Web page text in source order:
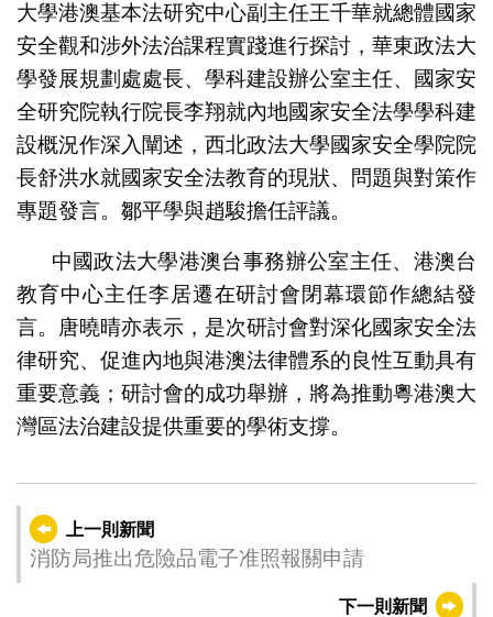
大學港澳基本法研究中心副主任王千華就總體國家
安全觀和涉外法治課程實踐進行探討，華東政法大
學發展規劃處處長、學科建設辦公室主任、國家安
全研究院執行院長李翔就內地國家安全法學學科建
設概況作深入闡述，西北政法大學國家安全學院院
長舒洪水就國家安全法教育的現狀、問題與對策作
專題發言。鄒平學與趙駿擔任評議。
中國政法大學港澳台事務辦公室主任、港澳台
教育中心主任李居遷在研討會閉幕環節作總結發
言。唐曉晴亦表示，是次研討會對深化國家安全法
律研究、促進內地與港澳法律體系的良性互動具有
重要意義；研討會的成功舉辦，將為推動粵港澳大
灣區法治建設提供重要的學術支撐。
上一則新聞
消防局推出危險品電子准照報關申請
下一則新聞